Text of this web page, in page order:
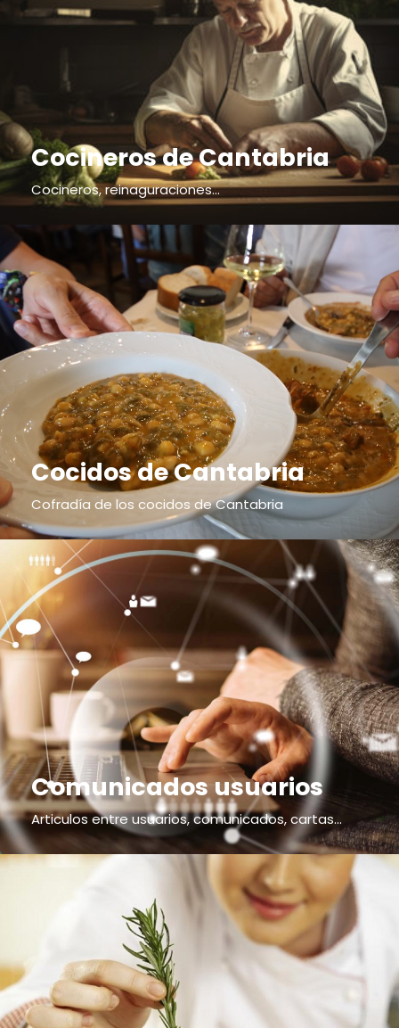
Cocineros de Cantabria
Cocineros, reinaguraciones...
Cocidos de Cantabria
Cofradía de los cocidos de Cantabria
Comunicados usuarios
Articulos entre usuarios, comunicados, cartas...